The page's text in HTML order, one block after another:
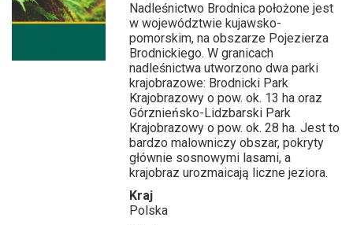
Nadleśnictwo Brodnica położone jest
w województwie kujawsko-
pomorskim, na obszarze Pojezierza
Brodnickiego. W granicach
nadleśnictwa utworzono dwa parki
krajobrazowe: Brodnicki Park
Krajobrazowy o pow. ok. 13 ha oraz
Górznieńsko-Lidzbarski Park
Krajobrazowy o pow. ok. 28 ha. Jest to
bardzo malowniczy obszar, pokryty
głównie sosnowymi lasami, a
krajobraz urozmaicają liczne jeziora.
Kraj
Polska